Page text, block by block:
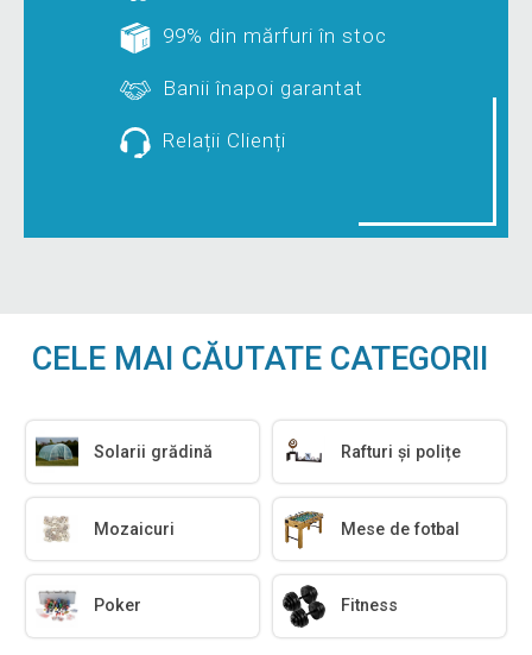
99% din mărfuri în stoc
Banii înapoi garantat
Relații Clienți
CELE MAI CĂUTATE CATEGORII
Solarii grădină Rafturi și polițe
Mozaicuri Mese de fotbal
Poker Fitness